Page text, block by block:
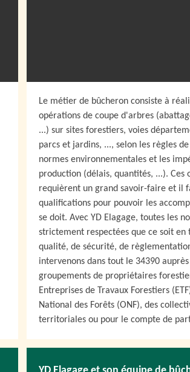
Le métier de bûcheron consiste à
opérations de coupe d'arbres
...) sur sites forestiers, voies
parcs et jardins, ..., selon les règles
normes environnementales et les
production (délais, quantités, ...). Ces
requièrent un grand savoir-faire et il
qualifications pour pouvoir les
se doit. Avec YD Elagage, toutes les
strictement respectées que ce soit en
qualité, de sécurité, de
intervenons dans tout le 34390 auprès
groupements de propriétaires
Entreprises de Travaux Forestiers
National des Forêts (ONF), des
territoriales ou pour le compte de